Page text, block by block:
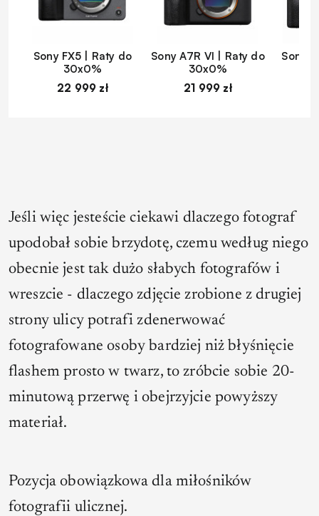
Sony FX5 | Raty do
30x0%
22 999 zł
Sony A7R VI | Raty do
30x0%
21 999 zł
Sony
Jeśli więc jesteście ciekawi dlaczego fotograf
upodobał sobie brzydotę, czemu według niego
obecnie jest tak dużo słabych fotografów i
wreszcie - dlaczego zdjęcie zrobione z drugiej
strony ulicy potrafi zdenerwować
fotografowane osoby bardziej niż błyśnięcie
flashem prosto w twarz, to zróbcie sobie 20-
minutową przerwę i obejrzyjcie powyższy
materiał.
Pozycja obowiązkowa dla miłośników
fotografii ulicznej.